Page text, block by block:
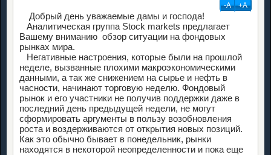
-А +А
Добрый день уважаемые дамы и господа!
Аналитическая группа Stock markets предлагает
Вашему вниманию обзор ситуации на фондовых
рынках мира.
Негативные настроения, которые были на прошлой
неделе, вызванные плохими макроэкономическими
данными, а так же снижением на сырье и нефть в
часности, начинают торговую неделю. Фондовый
рынок и его участники не получив поддержки даже в
последний день предыдущей недели, не могут
сформировать аргументы в пользу возобновления
роста и воздерживаются от открытия новых позиций.
Как это обычно бывает в понедельник, рынки
находятся в некоторой неопределенности и пока еще